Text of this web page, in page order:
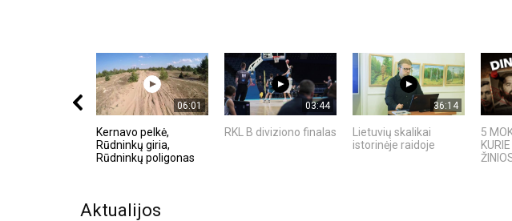
06:01
Kernavo pelkė,
Rūdninkų giria,
Rūdninkų poligonas
03:44
RKL B diviziono finalas
36:14
Lietuvių skalikai
istorinėje raidoje
5
Aktualijos